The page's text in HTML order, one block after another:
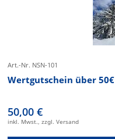
Art.-Nr. NSN-101
Wertgutschein über 50€
50,00 €
inkl. Mwst., zzgl. Versand